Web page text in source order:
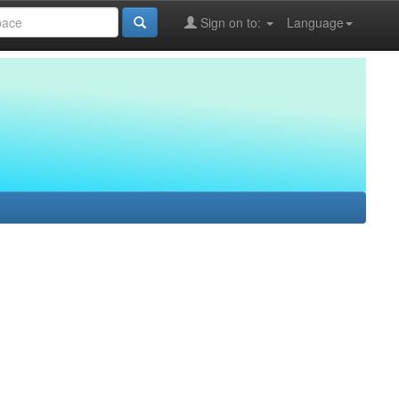
Language
Sign on to: